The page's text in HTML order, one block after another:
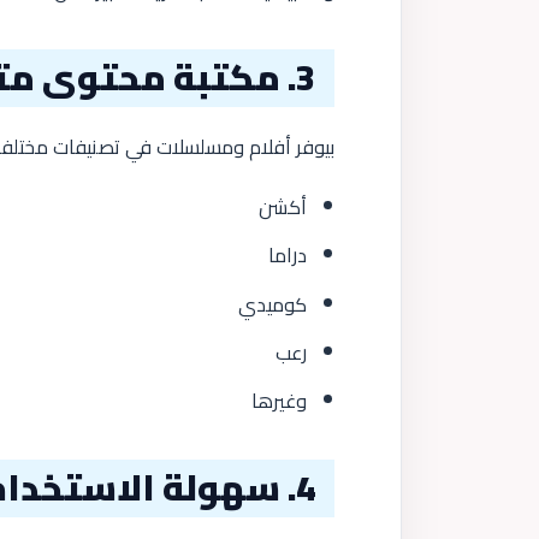
3. مكتبة محتوى متنوعة
بيوفر أفلام ومسلسلات في تصنيفات
أكشن
دراما
كوميدي
رعب
وغيرها
4. سهولة الاستخدام